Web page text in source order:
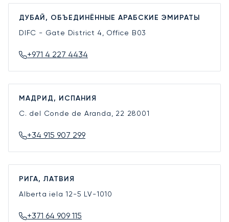
ДУБАЙ, ОБЪЕДИНЁННЫЕ АРАБСКИЕ ЭМИРАТЫ
DIFC - Gate District 4, Office B03
+971 4 227 4434
МАДРИД, ИСПАНИЯ
C. del Conde de Aranda, 22 28001
+34 915 907 299
РИГА, ЛАТВИЯ
Alberta iela 12-5 LV-1010
+371 64 909 115